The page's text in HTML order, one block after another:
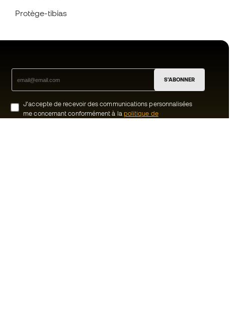
Protège-tibias
S'ABONNER
J’accepte de recevoir des communications personnalisées
me concernant conformément à la politique de